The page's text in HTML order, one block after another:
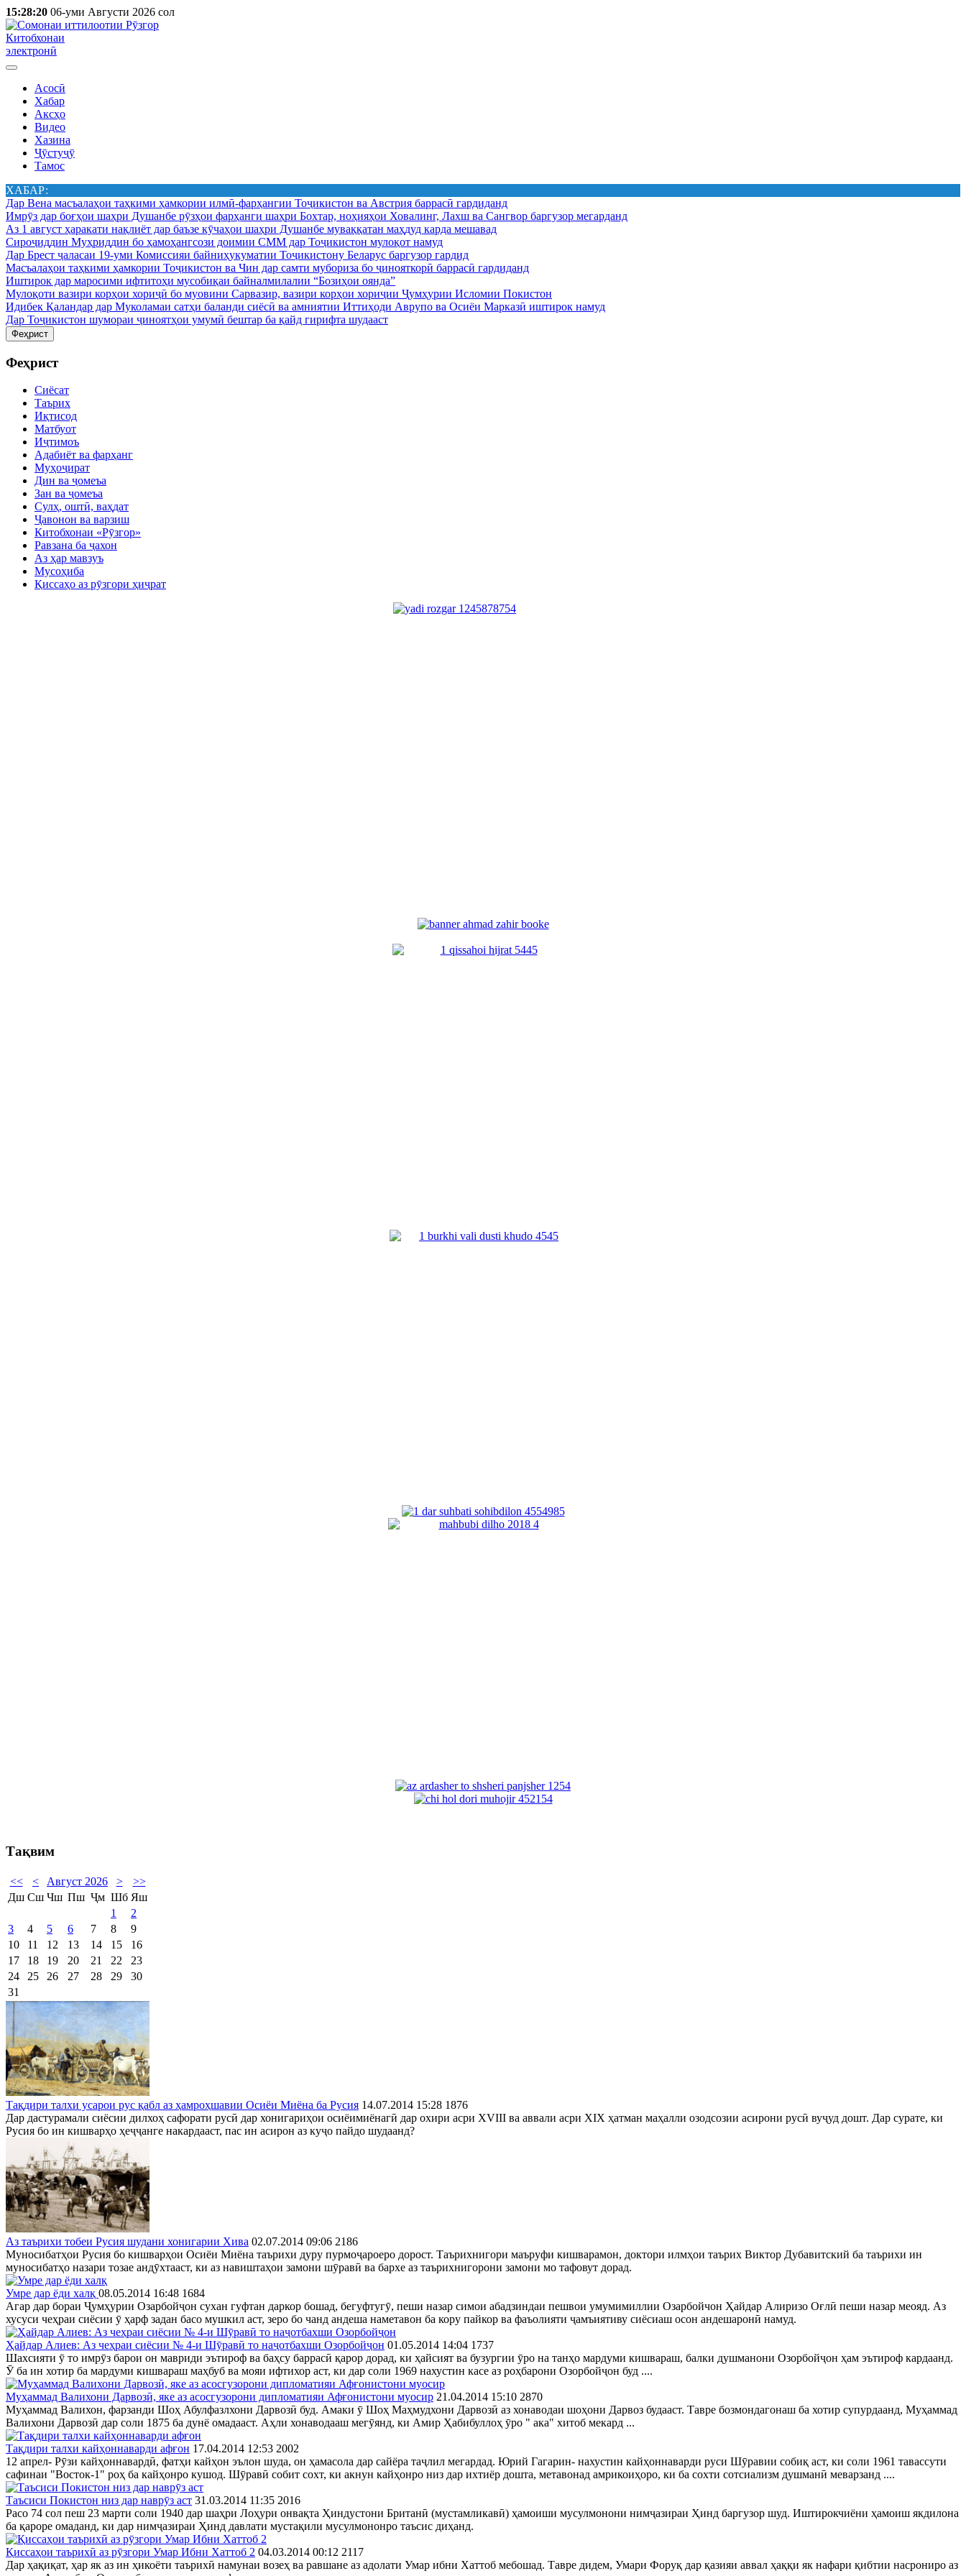
15:28:20 06-уми Августи 2026 сол
Китобхонаи
электронӣ
Асосӣ
Хабар
Аксҳо
Видео
Хазина
Ҷӯстуҷӯ
Тамос
ХАБАР:
Дар Вена масъалаҳои таҳкими ҳамкории илмӣ-фарҳангии Тоҷикистон ва Австрия баррасӣ гардиданд
Имрӯз дар боғҳои шаҳри Душанбе рӯзҳои фарҳанги шаҳри Бохтар, ноҳияҳои Ховалинг, Лахш ва Сангвор баргузор мегарданд
Аз 1 август ҳаракати нақлиёт дар баъзе кӯчаҳои шаҳри Душанбе муваққатан маҳдуд карда мешавад
Сироҷиддин Муҳриддин бо ҳамоҳангсози доимии СММ дар Тоҷикистон мулоқот намуд
Дар Брест ҷаласаи 19-уми Комиссияи байниҳукуматии Тоҷикистону Беларус баргузор гардид
Масъалаҳои таҳкими ҳамкории Тоҷикистон ва Чин дар самти мубориза бо ҷинояткорӣ баррасӣ гардиданд
Иштирок дар маросими ифтитоҳи мусобиқаи байналмилалии “Бозиҳои оянда”
Мулоқоти вазири корҳои хориҷӣ бо муовини Сарвазир, вазири корҳои хориҷии Ҷумҳурии Исломии Покистон
Идибек Қаландар дар Муколамаи сатҳи баланди сиёсӣ ва амниятии Иттиҳоди Аврупо ва Осиёи Марказӣ иштирок намуд
Дар Тоҷикистон шумораи ҷиноятҳои умумӣ бештар ба қайд гирифта шудааст
Феҳрист
Феҳрист
Сиёсат
Таърих
Иқтисод
Матбуот
Иҷтимоъ
Адабиёт ва фарҳанг
Муҳоҷират
Дин ва ҷомеъа
Зан ва ҷомеъа
Сулҳ, оштӣ, ваҳдат
Ҷавонон ва варзиш
Китобхонаи «Рӯзгор»
Равзана ба ҷахон
Аз ҳар мавзуъ
Мусоҳиба
Қиссаҳо аз рӯзгори ҳиҷрат
Тақвим
<< < Август 2026 >
>>
Дш Сш Чш Пш Ҷм Шб Яш
1
2
3
4 5 6 7 8
9
10
11 12 13 14 15
16
17
18 19 20 21 22
23
24
25 26 27 28 29
30
31
Тақдири талхи усарои рус қабл аз ҳамроҳшавии Осиёи Миёна ба Русия 14.07.2014 15:28 1876
Дар дастурамали сиёсии дилхоҳ сафорати русӣ дар хонигариҳои осиёимиёнагӣ дар охири асри XVIII ва аввали асри XIX ҳатман маҳалли озодсозии асирони русӣ вуҷуд дошт. Дар сурате, ки
Русия бо ин кишварҳо ҳеҷҷанге накардааст, пас ин асирон аз куҷо пайдо шудаанд?
Аз таърихи тобеи Русия шудани хонигарии Хива 02.07.2014 09:06 2186
Муносибатҳои Русия бо кишварҳои Осиёи Миёна таърихи дуру пурмоҷароеро дорост. Таърихнигори маъруфи кишварамон, доктори илмҳои таърих Виктор Дубавитский ба таърихи ин
муносибатҳо назари тозае андӯхтааст, ки аз навиштаҳои замони шӯравӣ ва бархе аз таърихнигорони замони мо тафовут дорад.
Умре дар ёди халқ 08.05.2014 16:48 1684
Агар дар бораи Ҷумҳурии Озарбойҷон сухан гуфтан даркор бошад, бегуфтугӯ, пеши назар симои абадзиндаи пешвои умумимиллии Озарбойчон Ҳайдар Алиризо Оғлӣ пеши назар меояд. Аз
хусуси чеҳраи сиёсии ӯ ҳарф задан басо мушкил аст, зеро бо чанд андеша наметавон ба кору пайкор ва фаъолияти ҷамъиятиву сиёсиаш осон андешаронӣ намуд.
Ҳайдар Алиев: Аз чеҳраи сиёсии № 4-и Шӯравӣ то наҷотбахши Озорбойҷон 01.05.2014 14:04 1737
Шахсияти ӯ то имрӯз барои он мавриди эътироф ва баҳсу баррасӣ қарор дорад, ки ҳайсият ва бузургии ӯро на танҳо мардуми кишвараш, балки душманони Озорбойҷон ҳам эътироф кардаанд.
Ӯ ба ин хотир ба мардуми кишвараш маҳбуб ва мояи ифтихор аст, ки дар соли 1969 нахустин касе аз роҳбарони Озорбойҷон буд ....
Муҳаммад Валихони Дарвозӣ, яке аз асосгузорони дипломатияи Афғонистони муосир 21.04.2014 15:10 2870
Муҳаммад Валихон, фарзанди Шоҳ Абулфазлхони Дарвозӣ буд. Амаки ӯ Шоҳ Маҳмудхони Дарвозӣ аз хонаводаи шоҳони Дарвоз будааст. Тавре бозмондагонаш ба хотир супурдаанд, Муҳаммад
Валихони Дарвозӣ дар соли 1875 ба дунё омадааст. Аҳли хонаводааш мегӯянд, ки Амир Ҳабибуллоҳ ӯро " ака" хитоб мекард ...
Тақдири талхи кайҳоннаварди афғон 17.04.2014 12:53 2002
12 апрел- Рӯзи кайҳоннавардӣ, фатҳи кайҳон эълон шуда, он ҳамасола дар сайёра таҷлил мегардад. Юрий Гагарин- нахустин кайҳоннаварди руси Шӯравии собиқ аст, ки соли 1961 тавассути
сафинаи "Восток-1" роҳ ба кайҳонро кушод. Шӯравӣ собит сохт, ки акнун кайҳонро низ дар ихтиёр дошта, метавонад амрикоиҳоро, ки ба сохти сотсиализм душманӣ меварзанд ....
Таъсиси Покистон низ дар наврӯз аст 31.03.2014 11:35 2016
Расо 74 сол пеш 23 марти соли 1940 дар шаҳри Лоҳури онвақта Ҳиндустони Британӣ (мустамликавӣ) ҳамоиши мусулмонони нимҷазираи Ҳинд баргузор шуд. Иштирокчиёни ҳамоиш якдилона
ба қароре омаданд, ки дар нимҷазираи Ҳинд давлати мустақили мусулмононро таъсис диҳанд.
Қиссаҳои таърихӣ аз рӯзгори Умар Ибни Хаттоб 2 04.03.2014 00:12 2117
Дар ҳақиқат, ҳар як аз ин ҳикоёти таърихӣ намунаи возеҳ ва равшане аз адолати Умар ибни Хаттоб мебошад. Тавре дидем, Умари Форуқ дар қазияи аввал ҳаққи як нафари қибтии насрониро аз